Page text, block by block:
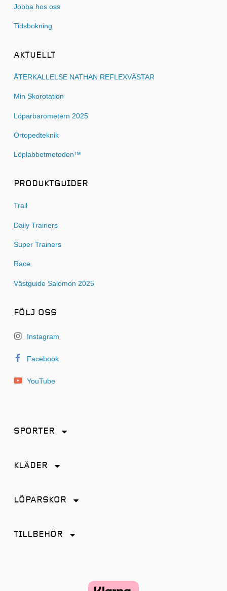
Jobba hos oss
Tidsbokning
AKTUELLT
ÅTERKALLELSE NATHAN REFLEXVÄSTAR
Min Skorotation
Löparbarometern 2025
Ortopedteknik
Löplabbetmetoden™
PRODUKTGUIDER
Trail
Daily Trainers
Super Trainers
Race
Västguide Salomon 2025
FÖLJ OSS
Instagram
Facebook
YouTube
SPORTER
KLÄDER
LÖPARSKOR
TILLBEHÖR